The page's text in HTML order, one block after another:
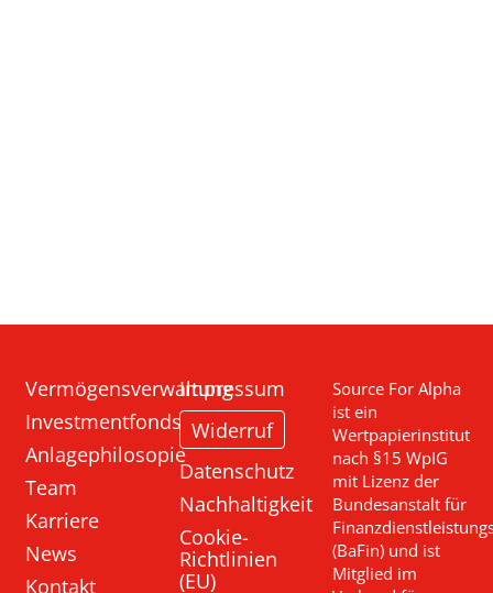
Vermögensverwaltung
Investmentfonds
Anlagephilosopie
Team
Karriere
News
Kontakt
Impressum
Widerruf
Datenschutz
Nachhaltigkeit
Cookie-
Richtlinien
(EU)
Source For Alpha
ist ein
Wertpapierinstitut
nach §15 WpIG
mit Lizenz der
Bundesanstalt für
(BaFin) und ist
Mitglied im